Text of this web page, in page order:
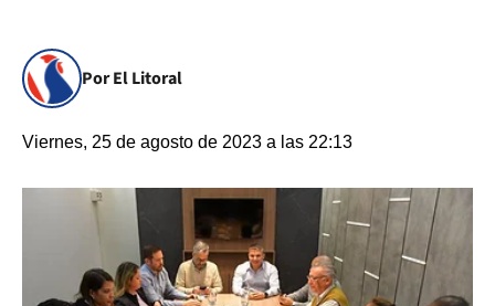
Por El Litoral
Viernes, 25 de agosto de 2023 a las 22:13